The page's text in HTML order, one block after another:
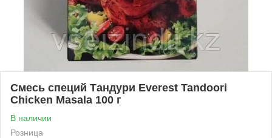
Смесь специй Тандури Everest Tandoori
Chicken Masala 100 г
В наличии
Розница